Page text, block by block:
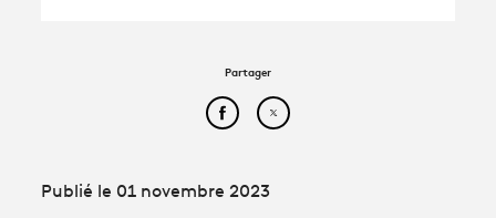
Partager
Partager cet article sur
Partager cet article sur
Publié le 01 novembre 2023